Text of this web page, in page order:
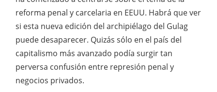
reforma penal y carcelaria en EEUU. Habrá que ver
si esta nueva edición del archipiélago del Gulag
puede desaparecer. Quizás sólo en el país del
capitalismo más avanzado podía surgir tan
perversa confusión entre represión penal y
negocios privados.